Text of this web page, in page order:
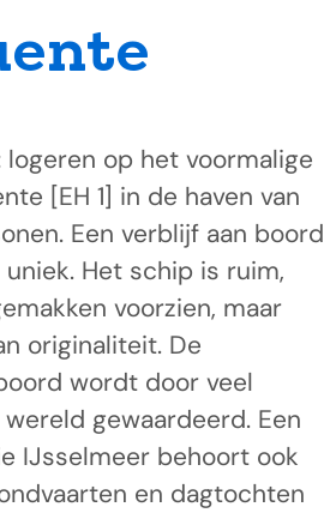
op het voormalige
[EH 1] in de haven van
Een verblijf aan boord
Het schip is ruim,
voorzien, maar
originaliteit. De
wordt door veel
gewaardeerd. Een
IJsselmeer behoort ook
en dagtochten